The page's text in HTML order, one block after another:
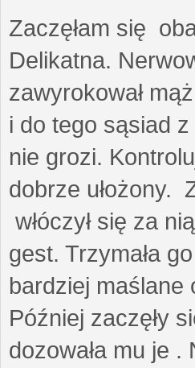
Zaczęłam się
Delikatna.
zawyrokował
i do tego sąsiad
nie grozi.
dobrze ułożony.
włóczył się za
gest. Trzymała
bardziej maślane
Później zaczęły
dozowała mu je